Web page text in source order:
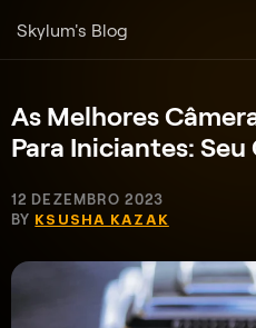
Skylum's Blog
As Melhores
Para Iniciantes:
12 DEZEMBRO 2023
BY KSUSHA KAZAK